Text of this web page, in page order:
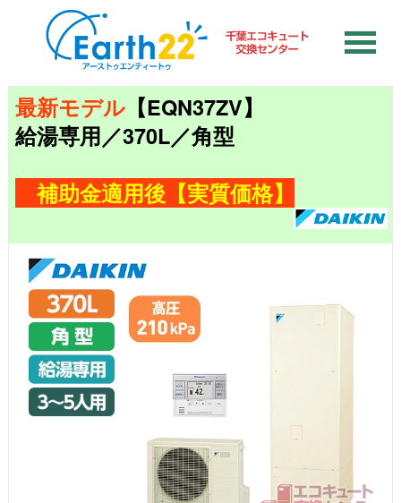
最新モデル 【EQN37ZV】
給湯専用／370L／角型
補助金適用後【実質価格】